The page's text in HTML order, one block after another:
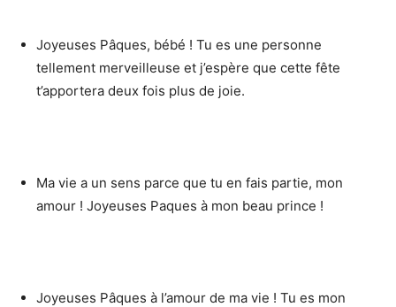
Joyeuses Pâques, bébé ! Tu es une personne
tellement merveilleuse et j’espère que cette fête
t’apportera deux fois plus de joie.
Ma vie a un sens parce que tu en fais partie, mon
amour ! Joyeuses Paques à mon beau prince !
Joyeuses Pâques à l’amour de ma vie ! Tu es mon